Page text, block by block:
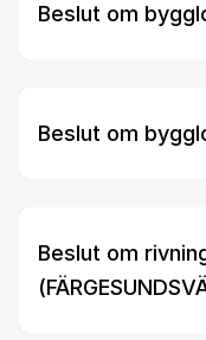
Beslut om
Beslut om
Beslut om